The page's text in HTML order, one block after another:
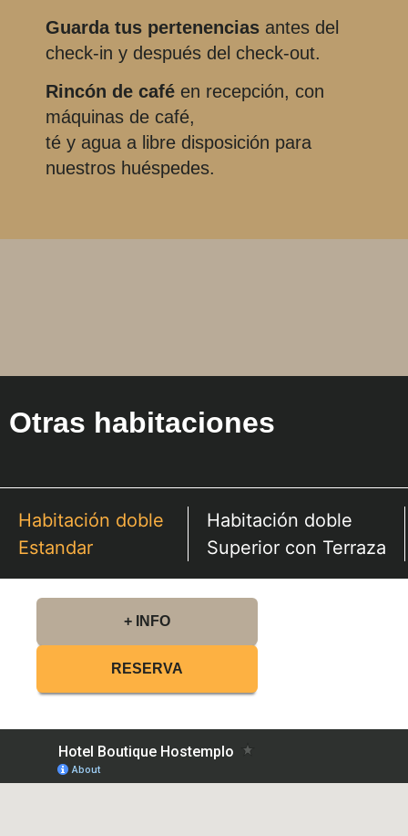
Guarda tus pertenencias antes del
check-in y después del check-out.
Rincón de café en recepción, con
máquinas de café,
té y agua a libre disposición para
nuestros huéspedes.
Otras habitaciones
Habitación doble
Estandar
Habitación doble
Superior con Terraza
+ INFO
RESERVA